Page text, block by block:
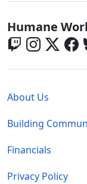
Global -
Humane
About Us
Building
Financials
Privacy Policy